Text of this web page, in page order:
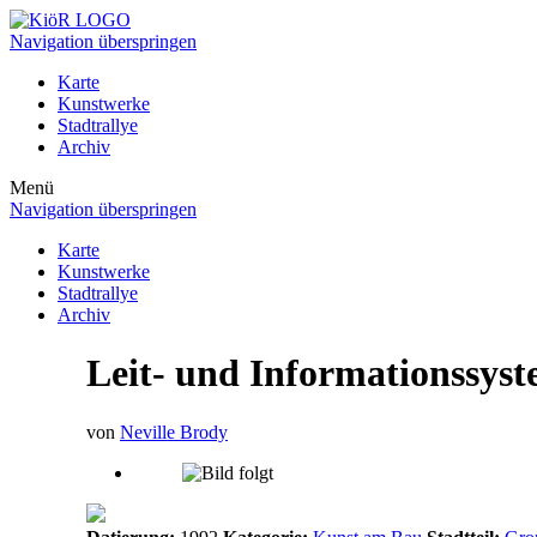
Navigation überspringen
Karte
Kunstwerke
Stadtrallye
Archiv
Menü
Navigation überspringen
Karte
Kunstwerke
Stadtrallye
Archiv
Leit- und
von Neville Brody